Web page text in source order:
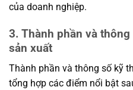
của doanh nghiệp.
3. Thành phần và
sản xuất
Thành phần và thông số kỹ
tổng hợp các điểm nổi bật